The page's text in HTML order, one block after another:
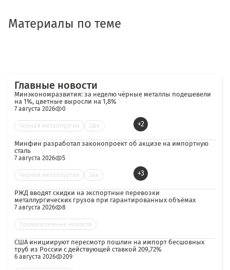
Материалы по теме
Главные новости
Минэкономразвития: за неделю чёрные металлы подешевели
на 1%, цветные выросли на 1,8%
7 августа 2026 0
Черная металлургия Цве +2
Минфин разработал законопроект об акцизе на импортную
сталь
7 августа 2026 5
Черная металлургия Зак +3
РЖД вводят скидки на экспортные перевозки
металлургических грузов при гарантированных объёмах
7 августа 2026 8
Промышленные новости
США инициируют пересмотр пошлин на импорт бесшовных
труб из России с действующей ставкой 209,72%
6 августа 2026 209